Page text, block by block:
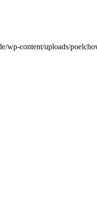
wp-content/uploads/